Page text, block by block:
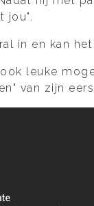
jou".
in en kan
leuke
van zijn